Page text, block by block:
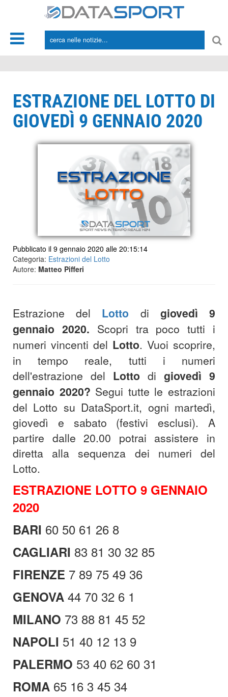
ESTRAZIONE DEL LOTTO DI
GIOVEDÌ 9 GENNAIO 2020
Pubblicato il 9 gennaio 2020 alle 20:15:14
Categoria: Estrazioni del Lotto
Autore: Matteo Pifferi
Estrazione del Lotto di giovedì 9
gennaio 2020. Scopri tra poco tutti i
numeri vincenti del Lotto. Vuoi scoprire,
in tempo reale, tutti i numeri
dell'estrazione del Lotto di giovedì 9
gennaio 2020? Segui tutte le estrazioni
del Lotto su DataSport.it, ogni martedì,
giovedì e sabato (festivi esclusi). A
partire dalle 20.00 potrai assistere in
diretta alla sequenza dei numeri del
Lotto.
ESTRAZIONE LOTTO 9 GENNAIO
2020
BARI 60 50 61 26 8
CAGLIARI 83 81 30 32 85
FIRENZE 7 89 75 49 36
GENOVA 44 70 32 6 1
MILANO 73 88 81 45 52
NAPOLI 51 40 12 13 9
PALERMO 53 40 62 60 31
ROMA 65 16 3 45 34